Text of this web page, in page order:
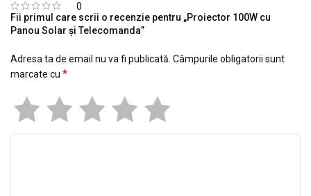
0
Fii primul care scrii o recenzie pentru „Proiector 100W cu
Panou Solar și Telecomanda”
Adresa ta de email nu va fi publicată. Câmpurile obligatorii sunt
marcate cu *